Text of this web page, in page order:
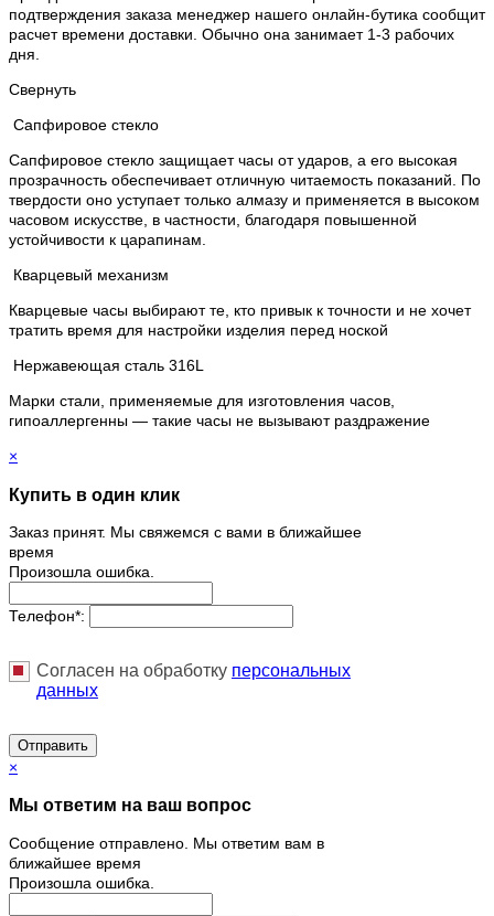
подтверждения заказа менеджер нашего онлайн-бутика сообщит
расчет времени доставки. Обычно она занимает 1-3 рабочих
дня.
Свернуть
Сапфировое стекло
Сапфировое стекло защищает часы от ударов, а его высокая
прозрачность обеспечивает отличную читаемость показаний. По
твердости оно уступает только алмазу и применяется в высоком
часовом искусстве, в частности, благодаря повышенной
устойчивости к царапинам.
Кварцевый механизм
Кварцевые часы выбирают те, кто привык к точности и не хочет
тратить время для настройки изделия перед ноской
Нержавеющая сталь 316L
Марки стали, применяемые для изготовления часов,
гипоаллергенны — такие часы не вызывают раздражение
×
Купить в один клик
Заказ принят. Мы свяжемся с вами в ближайшее
время
Произошла ошибка.
Телефон*:
Согласен на обработку персональныx
данных
Отправить
×
Мы ответим на ваш вопрос
Сообщение отправлено. Мы ответим вам в
ближайшее время
Произошла ошибка.